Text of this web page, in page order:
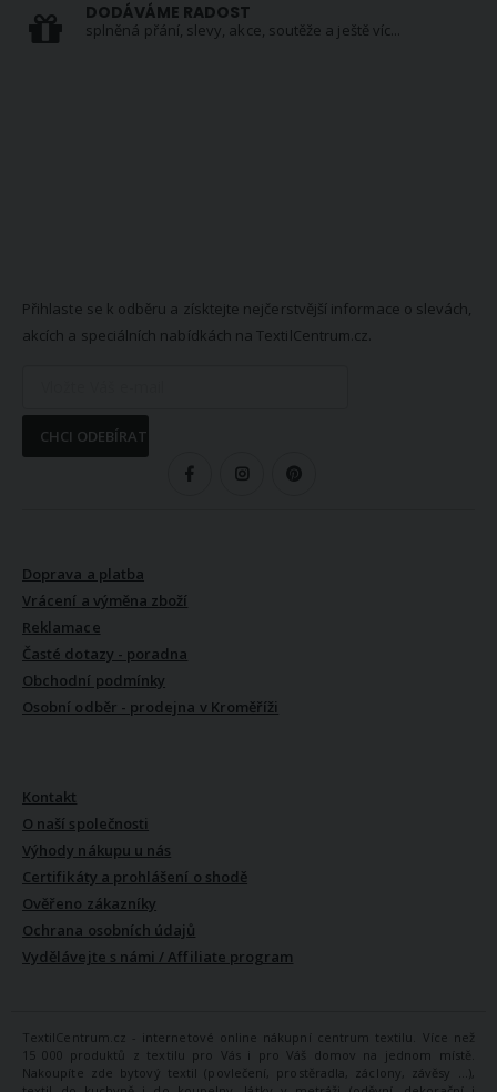
DODÁVÁME RADOST
splněná přání, slevy, akce, soutěže a ještě víc...
Přihlaste se k odběru a získtejte nejčerstvější informace o slevách,
akcích a speciálních nabídkách na TextilCentrum.cz.
CHCI ODEBÍRAT
Doprava a platba
Vrácení a výměna zboží
Reklamace
Časté dotazy - poradna
Obchodní podmínky
Osobní odběr - prodejna v Kroměříži
Kontakt
O naší společnosti
Výhody nákupu u nás
Certifikáty a prohlášení o shodě
Ověřeno zákazníky
Ochrana osobních údajů
Vydělávejte s námi / Affiliate program
TextilCentrum.cz - internetové online nákupní centrum textilu. Více než
15 000 produktů z textilu pro Vás i pro Váš domov na jednom místě.
Nakoupíte zde bytový textil (povlečení, prostěradla, záclony, závěsy ...),